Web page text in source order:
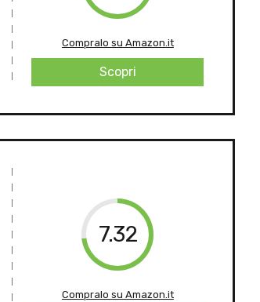
Compralo su Amazon.it
Scopri
7.32
Compralo su Amazon.it